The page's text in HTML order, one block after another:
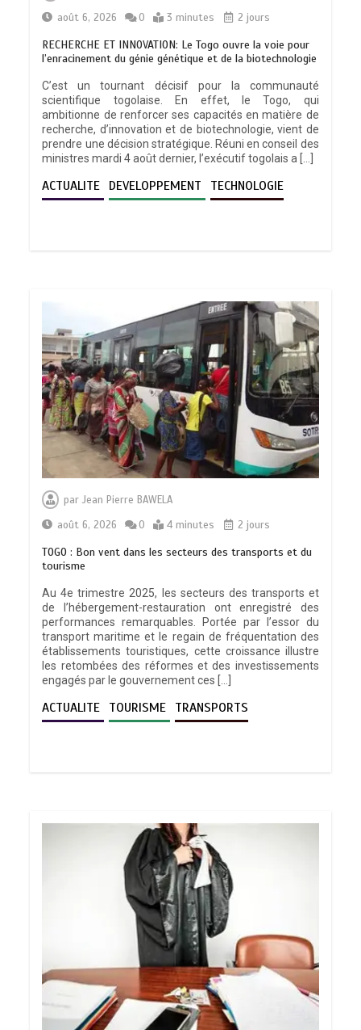
août 6, 2026
0 3 minutes 2 jours
RECHERCHE ET INNOVATION: Le Togo ouvre la voie pour
l’enracinement du génie génétique et de la biotechnologie
C’est un tournant décisif pour la communauté
scientifique togolaise. En effet, le Togo, qui
ambitionne de renforcer ses capacités en matière de
recherche, d’innovation et de biotechnologie, vient de
prendre une décision stratégique. Réuni en conseil des
ministres mardi 4 août dernier, l’exécutif togolais a […]
ACTUALITE DEVELOPPEMENT TECHNOLOGIE
parJean Pierre BAWELA
août 6, 2026
0 4 minutes 2 jours
TOGO : Bon vent dans les secteurs des transports et du
tourisme
Au 4e trimestre 2025, les secteurs des transports et
de l’hébergement-restauration ont enregistré des
performances remarquables. Portée par l’essor du
transport maritime et le regain de fréquentation des
établissements touristiques, cette croissance illustre
les retombées des réformes et des investissements
engagés par le gouvernement ces […]
ACTUALITE TOURISME TRANSPORTS